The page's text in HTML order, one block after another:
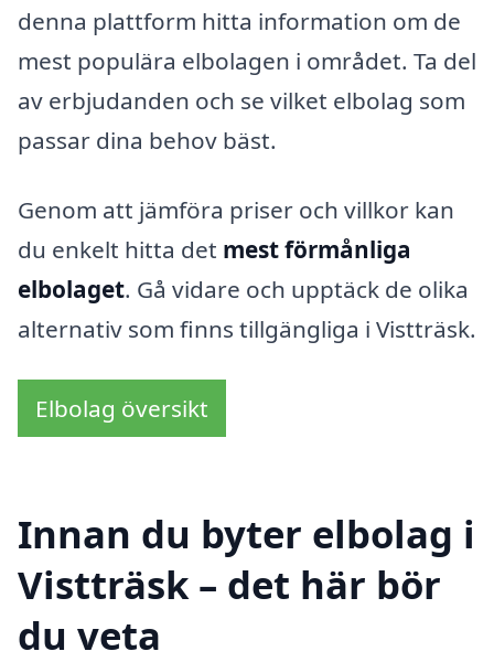
denna plattform hitta information om de
mest populära elbolagen i området. Ta del
av erbjudanden och se vilket elbolag som
passar dina behov bäst.
Genom att jämföra priser och villkor kan
du enkelt hitta det mest förmånliga
elbolaget. Gå vidare och upptäck de olika
alternativ som finns tillgängliga i Vistträsk.
Elbolag översikt
Innan du byter elbolag i
Vistträsk – det här bör
du veta